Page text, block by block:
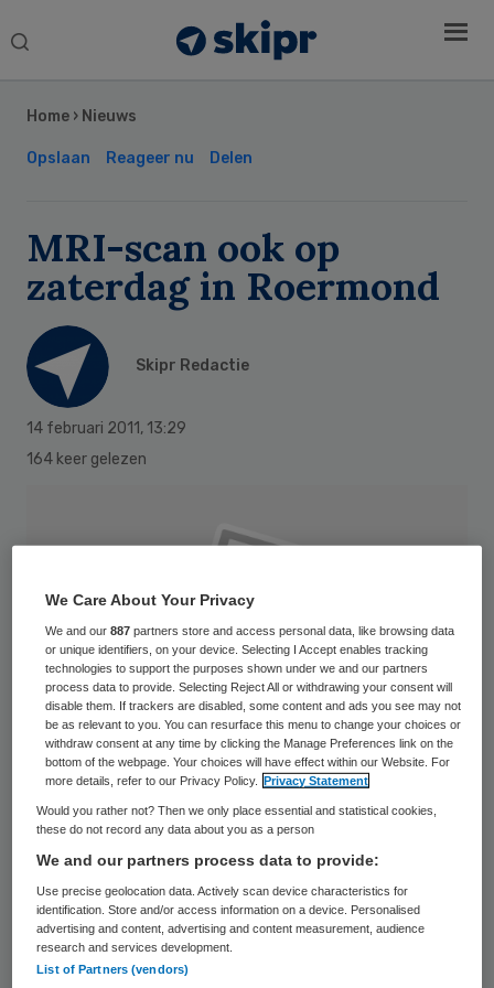
Search
Home › Nieuws
Opslaan Reageer nu Delen
MRI-scan ook op
zaterdag in Roermond
Skipr Redactie
14 februari 2011, 13:29
164 keer gelezen
In het Laurentius Ziekenhuis in Roermond is
het mogelijk om een MRI-scan te laten
maken op zaterdag. Sinds 12 februari is de
MRI-unit van de afdeling Radiologie
Sidebar
We Care About Your Privacy
We and our887 partners store and access personal data, like browsing data
or unique identifiers, on your device. Selecting I Accept enables tracking
technologies to support the purposes shown under we and our partners
process data to provide. Selecting Reject All or withdrawing your consent will
disable them. If trackers are disabled, some content and ads you see may not
be as relevant to you. You can resurface this menu to change your choices or
withdraw consent at any time by clicking the Manage Preferences link on the
bottom of the webpage. Your choices will have effect within our Website. For
more details, refer to our Privacy Policy.
Privacy Statement
Would you rather not? Then we only place essential and statistical cookies,
these do not record any data about you as a person
We and our partners process data to provide:
Use precise geolocation data. Actively scan device characteristics for
identification. Store and/or access information on a device. Personalised
advertising and content, advertising and content measurement, audience
research and services development.
List of Partners (vendors)